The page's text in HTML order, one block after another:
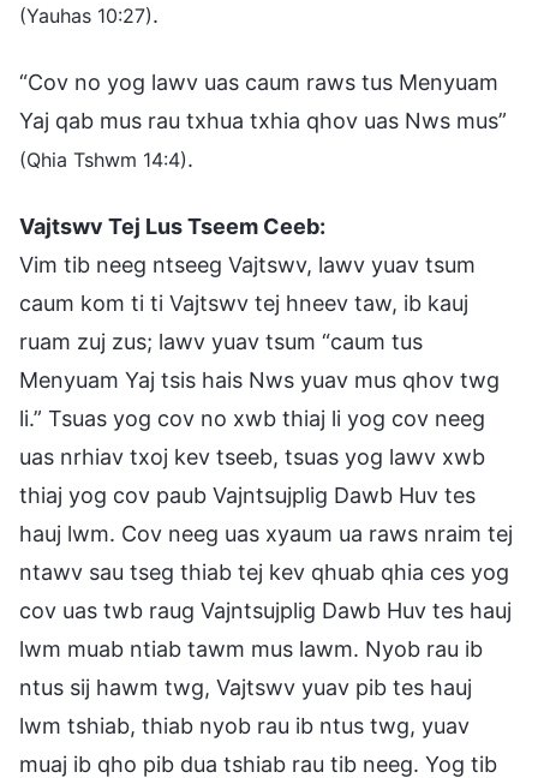
(Yauhas 10:27).
“Cov no yog lawv uas caum raws tus Menyuam
Yaj qab mus rau txhua txhia qhov uas Nws mus”
(Qhia Tshwm 14:4).
Vajtswv Tej Lus Tseem Ceeb:
Vim tib neeg ntseeg Vajtswv, lawv yuav tsum
caum kom ti ti Vajtswv tej hneev taw, ib kauj
ruam zuj zus; lawv yuav tsum “caum tus
Menyuam Yaj tsis hais Nws yuav mus qhov twg
li.” Tsuas yog cov no xwb thiaj li yog cov neeg
uas nrhiav txoj kev tseeb, tsuas yog lawv xwb
thiaj yog cov paub Vajntsujplig Dawb Huv tes
hauj lwm. Cov neeg uas xyaum ua raws nraim tej
ntawv sau tseg thiab tej kev qhuab qhia ces yog
cov uas twb raug Vajntsujplig Dawb Huv tes hauj
lwm muab ntiab tawm mus lawm. Nyob rau ib
ntus sij hawm twg, Vajtswv yuav pib tes hauj
lwm tshiab, thiab nyob rau ib ntus twg, yuav
muaj ib qho pib dua tshiab rau tib neeg. Yog tib